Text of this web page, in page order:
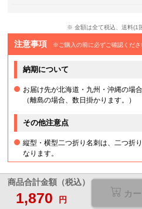
※ 金額は全て税込、送料(1
注意事項 ※ご購入の前に必ずご確認くださ
納期について
お届け先が北海道・九州・沖縄の場
（離島の場合、数日掛かります。）
その他注意点
縦型・横型二つ折り名刺は、二つ折
なります。
商品合計金額（税込）
1,870 円
カ